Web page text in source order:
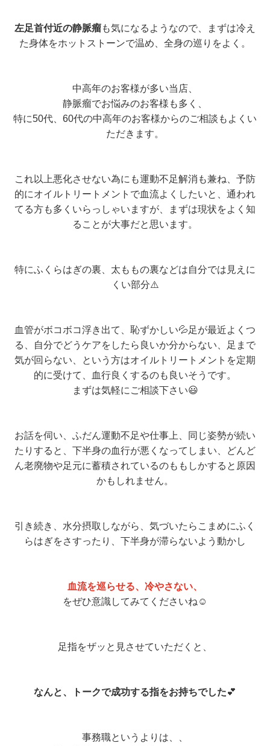
左足首付近の静脈瘤も気になるようなので、まずは冷え
た身体をホットストーンで温め、全身の巡りをよく。
中高年のお客様が多い当店、
静脈瘤でお悩みのお客様も多く、
特に50代、60代の中高年のお客様からのご相談もよくい
ただきます。
これ以上悪化させない為にも運動不足解消も兼ね、予防
的にオイルトリートメントで血流よくしたいと、通われ
てる方も多くいらっしゃいますが、まずは現状をよく知
ることが大事だと思います。
特にふくらはぎの裏、太ももの裏などは自分では見えに
くい部分⚠️
血管がボコボコ浮き出て、恥ずかしい💦足が最近よくつ
る、自分でどうケアをしたら良いか分からない、足まで
気が回らない、という方はオイルトリートメントを定期
的に受けて、血行良くするのも良いそうです。
まずは気軽にご相談下さい😃
お話を伺い、ふだん運動不足や仕事上、同じ姿勢が続い
たりすると、下半身の血行が悪くなってしまい、どんど
ん老廃物や足元に蓄積されているのももしかすると原因
かもしれません。
引き続き、水分摂取しながら、気づいたらこまめにふく
らはぎをさすったり、下半身が滞らないよう動かし
血流を巡らせる、冷やさない、
をぜひ意識してみてくださいね☺️
足指をザッと見させていただくと、
なんと、トークで成功する指をお持ちでした💕
事務職というよりは、、